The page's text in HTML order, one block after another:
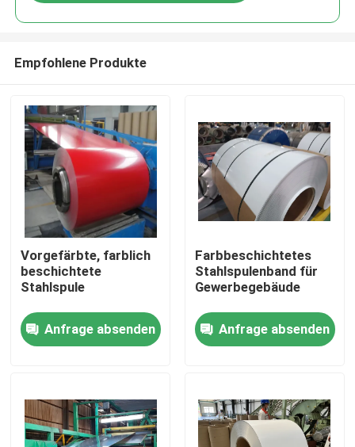
Zu Hause
Produkte
Werksbesichtigung
Empfohlene Produkte
Vorgefärbte, farblich
beschichtete
Stahlspule
Anfrage absenden
Farbbeschichtetes
Stahlspulenband für
Gewerbegebäude
Anfrage absenden